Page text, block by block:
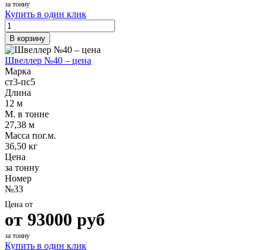
за тонну
Купить в один клик
В корзину
Швеллер №40 – цена
Марка
ст3-пс5
Длина
12 м
М. в тонне
27,38 м
Масса пог.м.
36,50 кг
Цена
за тонну
Номер
№33
Цена от
от 93000 руб
за тонну
Купить в один клик